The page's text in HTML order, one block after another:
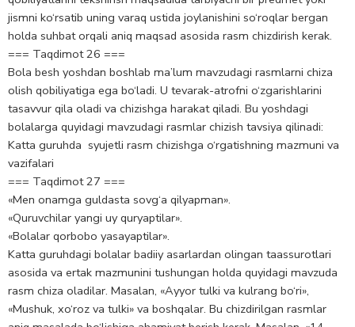
jismni ko‘rsatib uning varaq ustida joylanishini so‘roqlar bergan
holda suhbat orqali aniq maqsad asosida rasm chizdirish kerak.
=== Taqdimot 26 ===
Bola besh yoshdan boshlab ma’lum mavzudagi rasmlarni chiza
olish qobiliyatiga ega bo‘ladi. U tevarak-atrofni o‘zgarishlarini
tasavvur qila oladi va chizishga harakat qiladi. Bu yoshdagi
bolalarga quyidagi mavzudagi rasmlar chizish tavsiya qilinadi:
Katta guruhda syujetli rasm chizishga o‘rgatishning mazmuni va
vazifalari
=== Taqdimot 27 ===
«Men onamga guldasta sovg‘a qilyapman».
«Quruvchilar yangi uy quryaptilar».
«Bolalar qorbobo yasayaptilar».
Katta guruhdagi bolalar badiiy asarlardan olingan taassurotlari
asosida va ertak mazmunini tushungan holda quyidagi mavzuda
rasm chiza oladilar. Masalan, «Ayyor tulki va kulrang bo‘ri»,
«Mushuk, xo‘roz va tulki» va boshqalar. Bu chizdirilgan rasmlar